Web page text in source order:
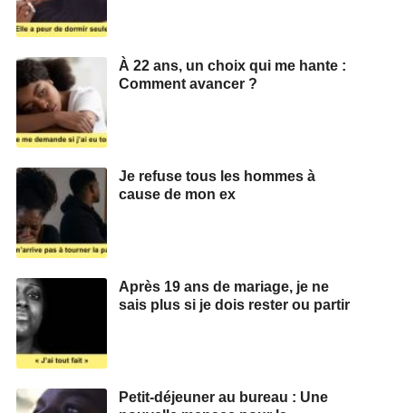
À 22 ans, un choix qui me hante :
Comment avancer ?
Je refuse tous les hommes à
cause de mon ex
Après 19 ans de mariage, je ne
sais plus si je dois rester ou partir
Petit-déjeuner au bureau : Une